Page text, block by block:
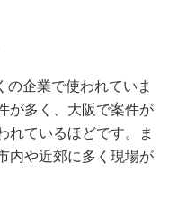
企業で使われていま
が多く、大阪で案件が
れているほどです。ま
内や近郊に多く現場が